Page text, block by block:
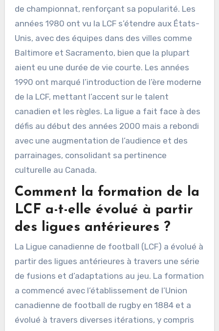
de championnat, renforçant sa popularité. Les
années 1980 ont vu la LCF s’étendre aux États-
Unis, avec des équipes dans des villes comme
Baltimore et Sacramento, bien que la plupart
aient eu une durée de vie courte. Les années
1990 ont marqué l’introduction de l’ère moderne
de la LCF, mettant l’accent sur le talent
canadien et les règles. La ligue a fait face à des
défis au début des années 2000 mais a rebondi
avec une augmentation de l’audience et des
parrainages, consolidant sa pertinence
culturelle au Canada.
Comment la formation de la
LCF a-t-elle évolué à partir
des ligues antérieures ?
La Ligue canadienne de football (LCF) a évolué à
partir des ligues antérieures à travers une série
de fusions et d’adaptations au jeu. La formation
a commencé avec l’établissement de l’Union
canadienne de football de rugby en 1884 et a
évolué à travers diverses itérations, y compris